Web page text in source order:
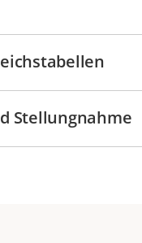
Stellungnahme